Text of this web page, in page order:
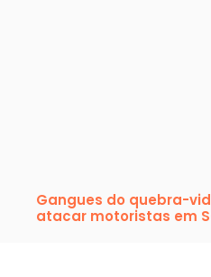
Gangues do quebra-
atacar motoristas em